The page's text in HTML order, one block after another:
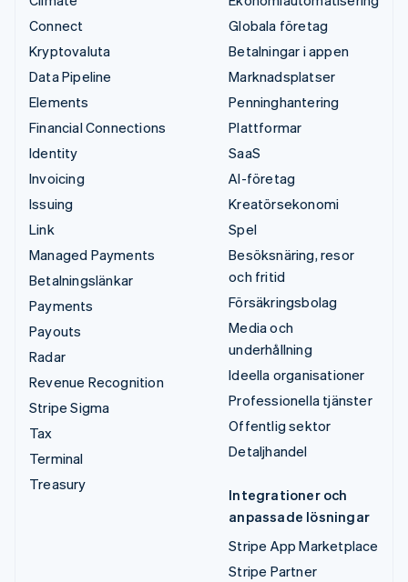
Connect
Kryptovaluta
Data Pipeline
Elements
Financial Connections
Identity
Invoicing
Issuing
Link
Managed Payments
Betalningslänkar
Payments
Payouts
Radar
Revenue Recognition
Stripe Sigma
Tax
Terminal
Treasury
Globala företag
Betalningar i appen
Marknadsplatser
Penninghantering
Plattformar
SaaS
AI-företag
Kreatörsekonomi
Spel
Besöksnäring, resor
och fritid
Försäkringsbolag
Media och
underhållning
Ideella organisationer
Professionella tjänster
Offentlig sektor
Detaljhandel
Integrationer och
anpassade lösningar
Stripe App Marketplace
Stripe Partner